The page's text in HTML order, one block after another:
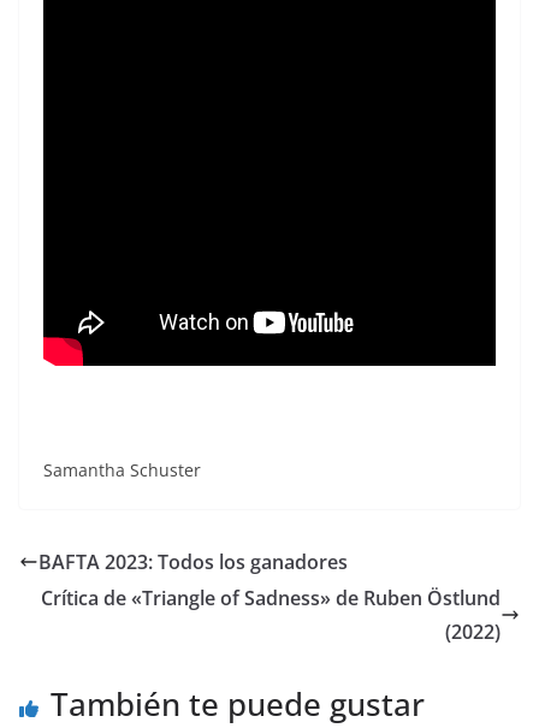
Samantha Schuster
BAFTA 2023: Todos los ganadores
Crítica de «Triangle of Sadness» de Ruben Östlund
(2022)
También te puede gustar